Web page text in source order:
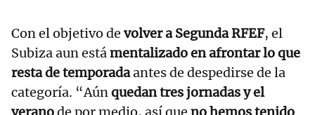
Con el objetivo de volver a Segunda RFEF, el
Subiza aun estámentalizado en afrontar lo que
resta de temporadaantes de despedirse de la
categoría. “Aúnquedan tres jornadas y el
veranode por medio, así que no hemos tenido